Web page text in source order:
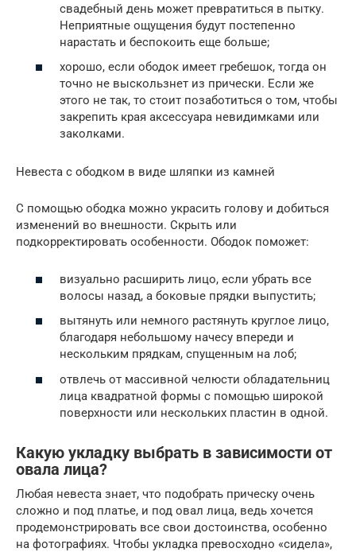
свадебный день может превратиться в пытку.
Неприятные ощущения будут постепенно
нарастать и беспокоить еще больше;
хорошо, если ободок имеет гребешок, тогда он
точно не выскользнет из прически. Если же
этого не так, то стоит позаботиться о том, чтобы
закрепить края аксессуара невидимками или
заколками.
Невеста с ободком в виде шляпки из камней
С помощью ободка можно украсить голову и добиться
изменений во внешности. Скрыть или
подкорректировать особенности. Ободок поможет:
визуально расширить лицо, если убрать все
волосы назад, а боковые прядки выпустить;
вытянуть или немного растянуть круглое лицо,
благодаря небольшому начесу впереди и
нескольким прядкам, спущенным на лоб;
отвлечь от массивной челюсти обладательниц
лица квадратной формы с помощью широкой
поверхности или нескольких пластин в одной.
Какую укладку выбрать в зависимости от
овала лица?
Любая невеста знает, что подобрать прическу очень
сложно и под платье, и под овал лица, ведь хочется
продемонстрировать все свои достоинства, особенно
на фотографиях. Чтобы укладка превосходно «сидела»,